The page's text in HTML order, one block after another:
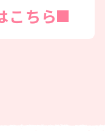
こちら